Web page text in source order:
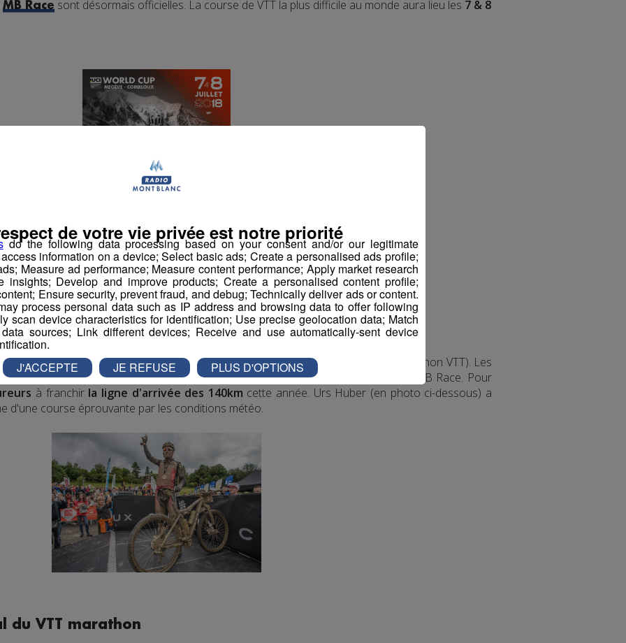
MB Race sont désormais officielles. La course de VTT la plus difficile au monde aura lieu les 7 & 8
VTT
Ultra Somfy sera unemanche UCI Marathon series(= Coupe du Monde marathon VTT). Les
présents à Megève-Combloux pour en découdre sur le terrible parcours de la MB Race. Pour
à franchirla ligne d'arrivée des 140km cette année. Urs Huber (en photo ci-dessous) a
d'une course éprouvante par les conditions météo.
du VTT marathon
do the following data processing based on your consent and/or our legitimate
information on a device; Select basic ads; Create a personalised ads profile;
Measure ad performance; Measure content performance; Apply market research
insights; Develop and improve products; Create a personalised content profile;
Ensure security, prevent fraud, and debug; Technically deliver ads or content.
process personal data such as IP address and browsing data to offer following
scan device characteristics for identification; Use precise geolocation data; Match
sources; Link different devices; Receive and use automatically-sent device
de votre vie privée est notre priorité
J'ACCEPTE JE REFUSE PLUS D'OPTIONS